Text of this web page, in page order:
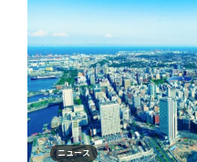
ニュース